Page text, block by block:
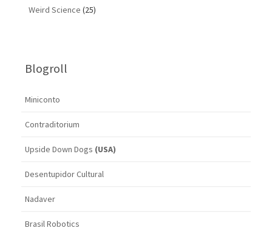
Weird Science (25)
Blogroll
Miniconto
Contraditorium
Upside Down Dogs (USA)
Desentupidor Cultural
Nadaver
Brasil Robotics